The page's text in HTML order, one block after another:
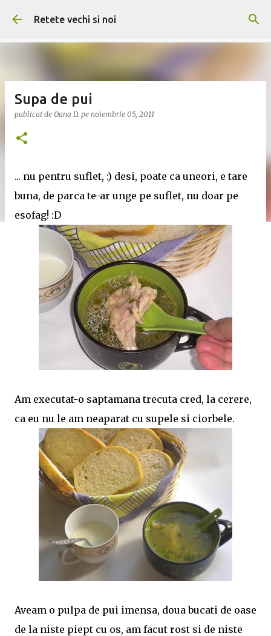
Treceți la conținutul principal
Retete vechi si noi
Supa de pui
publicat de Oana D. pe noiembrie 05, 2011
... nu pentru suflet, :) desi, poate ca uneori, e tare
buna, de parca te-ar unge pe suflet, nu doar pe
esofag! :D
Am executat-o saptamana trecuta cred, la cerere,
ca eu nu le am neaparat cu supele si ciorbele.
Aveam o pulpa de pui imensa, doua bucati de oase
de la niste piept cu os, am facut rost si de niste